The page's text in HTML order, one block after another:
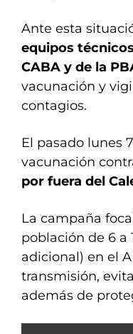
Ante esta
equipos
CABA y de la
vacunación y
contagios.
El pasado lunes
vacunación
por fuera del
La campaña
población de 6 a
adicional) en el
transmisión,
además de